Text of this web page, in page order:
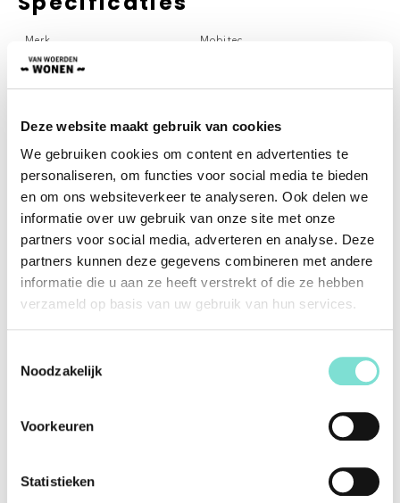
Deze website maakt gebruik van cookies
We gebruiken cookies om content en advertenties te
personaliseren, om functies voor social media te bieden
en om ons websiteverkeer te analyseren. Ook delen we
informatie over uw gebruik van onze site met onze
partners voor social media, adverteren en analyse. Deze
partners kunnen deze gegevens combineren met andere
informatie die u aan ze heeft verstrekt of die ze hebben
verzameld op basis van uw gebruik van hun services.
Noodzakelijk
Voorkeuren
Statistieken
Merk Mobitec
Vorm
bestellen
Afwerking Diverse mogelijkheden
Alternatieve producten
€389,00